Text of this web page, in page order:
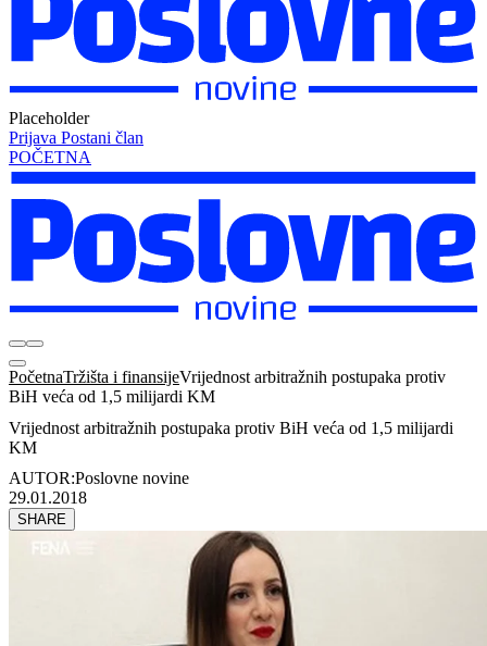
Placeholder
Prijava Postani član
POČETNA
PočetnaTržišta i finansijeVrijednost arbitražnih postupaka protiv
BiH veća od 1,5 milijardi KM
Vrijednost arbitražnih postupaka protiv BiH veća od 1,5 milijardi
KM
AUTOR:Poslovne novine
29.01.2018
SHARE